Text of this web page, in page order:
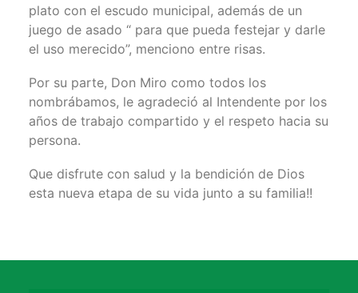
plato con el escudo municipal, además de un
juego de asado “ para que pueda festejar y darle
el uso merecido”, menciono entre risas.
Por su parte, Don Miro como todos los
nombrábamos, le agradeció al Intendente por los
años de trabajo compartido y el respeto hacia su
persona.
Que disfrute con salud y la bendición de Dios
esta nueva etapa de su vida junto a su familia!!